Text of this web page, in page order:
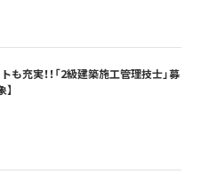
も充実！！「2級建築施工管理技士」募